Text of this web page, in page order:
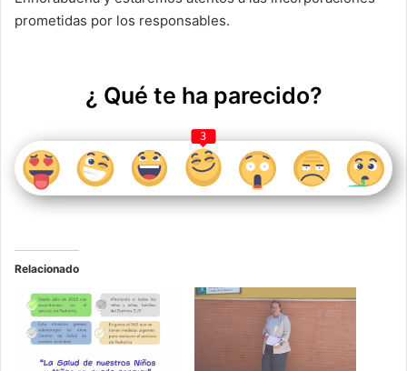
prometidas por los responsables.
¿ Qué te ha parecido?
3
Relacionado